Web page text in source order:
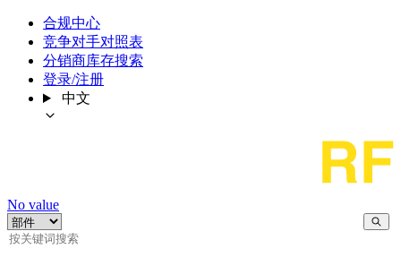
合规中心
竞争对手对照表
分销商库存搜索
登录/注册
中文
No value